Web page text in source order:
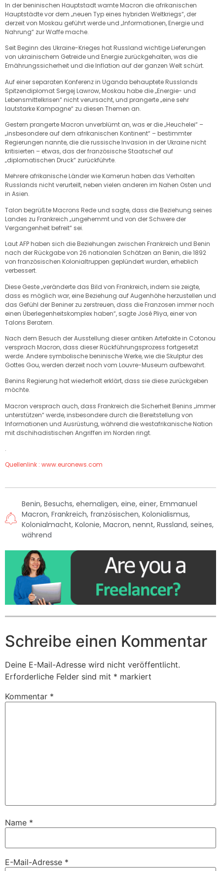
In der beninischen Hauptstadt warnte Macron die afrikanischen
Hauptstädte vor dem „neuen Typ eines hybriden Weltkriegs“, der
derzeit von Moskau geführt werde und „Informationen, Energie und
Nahrung“ zur Waffe mache.
Seit Beginn des Ukraine-Krieges hat Russland wichtige Lieferungen
von ukrainischem Getreide und Energie zurückgehalten, was die
Ernährungssicherheit und die Inflation auf der ganzen Welt schürt.
Auf einer separaten Konferenz in Uganda behauptete Russlands
Spitzendiplomat Sergej Lawrow, Moskau habe die „Energie- und
Lebensmittelkrisen“ nicht verursacht, und prangerte „eine sehr
lautstarke Kampagne“ zu diesen Themen an.
Gestern prangerte Macron unverblümt an, was er die „Heuchelei“ –
„insbesondere auf dem afrikanischen Kontinent“ – bestimmter
Regierungen nannte, die die russische Invasion in der Ukraine nicht
kritisierten – etwas, das der französische Staatschef auf
„diplomatischen Druck“ zurückführte.
Mehrere afrikanische Länder wie Kamerun haben das Verhalten
Russlands nicht verurteilt, neben vielen anderen im Nahen Osten und
in Asien.
Talon begrüßte Macrons Rede und sagte, dass die Beziehung seines
Landes zu Frankreich „ungehemmt und von der Schwere der
Vergangenheit befreit“ sei.
Laut AFP haben sich die Beziehungen zwischen Frankreich und Benin
nach der Rückgabe von 26 nationalen Schätzen an Benin, die 1892
von französischen Kolonialtruppen geplündert wurden, erheblich
verbessert.
Diese Geste „veränderte das Bild von Frankreich, indem sie zeigte,
dass es möglich war, eine Beziehung auf Augenhöhe herzustellen und
das Gefühl der Beniner zu zerstreuen, dass die Franzosen immer noch
einen Überlegenheitskomplex haben“, sagte José Pliya, einer von
Talons Beratern.
Nach dem Besuch der Ausstellung dieser antiken Artefakte in Cotonou
versprach Macron, dass dieser Rückführungsprozess fortgesetzt
werde. Andere symbolische beninische Werke, wie die Skulptur des
Gottes Gou, werden derzeit noch vom Louvre-Museum aufbewahrt.
Benins Regierung hat wiederholt erklärt, dass sie diese zurückgeben
möchte.
Macron versprach auch, dass Frankreich die Sicherheit Benins „immer
unterstützen“ werde, insbesondere durch die Bereitstellung von
Informationen und Ausrüstung, während die westafrikanische Nation
mit dschihadistischen Angriffen im Norden ringt.
.
Quellenlink : www.euronews.com
Benin, Besuchs, ehemaligen, eine, einer, Emmanuel
Macron, Frankreich, französischen, Kolonialismus,
Kolonialmacht, Kolonie, Macron, nennt, Russland, seines,
während
Schreibe einen Kommentar
Deine E-Mail-Adresse wird nicht veröffentlicht.
Erforderliche Felder sind mit * markiert
Kommentar *
Name *
E-Mail-Adresse *